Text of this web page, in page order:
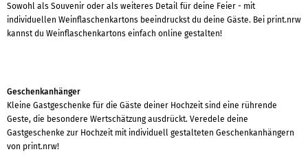
Sowohl als Souvenir oder als weiteres Detail für deine Feier - mit
individuellen Weinflaschenkartons beeindruckst du deine Gäste. Bei print.nrw
kannst du Weinflaschenkartons einfach online gestalten!
Geschenkanhänger
Kleine Gastgeschenke für die Gäste deiner Hochzeit sind eine rührende
Geste, die besondere Wertschätzung ausdrückt. Veredele deine
Gastgeschenke zur Hochzeit mit individuell gestalteten Geschenkanhängern
von print.nrw!